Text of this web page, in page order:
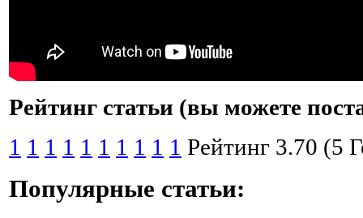
Рейтинг статьи (вы можете
1 1 1 1 1 1 1 1 1 1 Рейтинг 3.70 (5
Популярные статьи: